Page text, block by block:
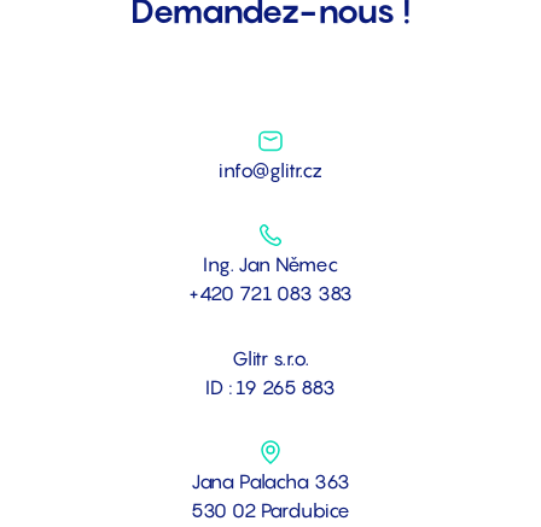
Demandez-nous !
info@glitr.cz
Ing. Jan Němec
+420 721 083 383
Glitr s.r.o.
ID : 19 265 883
Jana Palacha 363
530 02 Pardubice